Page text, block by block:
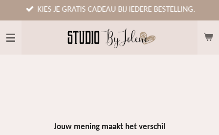
direct
naar
KIES JE GRATIS CADEAU BIJ IEDERE BESTELLING.
Jouw mening maakt het verschil